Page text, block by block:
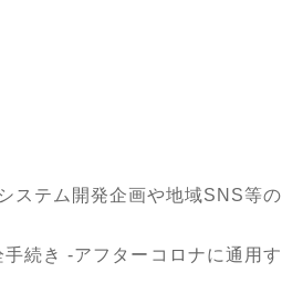
ステム開発企画や地域SNS等の
続き -アフターコロナに通用す